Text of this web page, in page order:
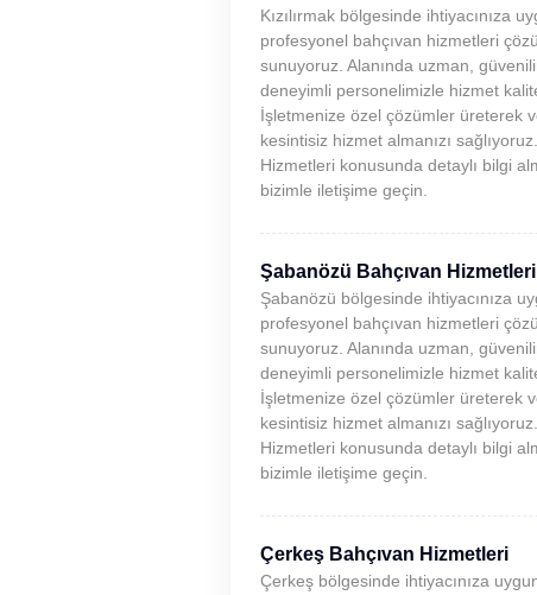
Kızılırmak bölgesinde ihtiyacınıza
profesyonel bahçıvan hizmetleri
sunuyoruz. Alanında uzman,
deneyimli personelimizle hizmet
İşletmenize özel çözümler üreterek
kesintisiz hizmet almanızı
Hizmetleri konusunda detaylı bilgi
bizimle iletişime geçin.
Şabanözü Bahçıvan Hizmetleri
Şabanözü bölgesinde ihtiyacınıza
profesyonel bahçıvan hizmetleri
sunuyoruz. Alanında uzman,
deneyimli personelimizle hizmet
İşletmenize özel çözümler üreterek
kesintisiz hizmet almanızı
Hizmetleri konusunda detaylı bilgi
bizimle iletişime geçin.
Çerkeş Bahçıvan Hizmetleri
Çerkeş bölgesinde ihtiyacınıza